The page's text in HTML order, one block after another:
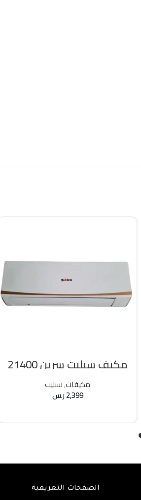
مكيف سبليت سرين 21400 وحده بارد
مكيفات,سبليت
2,399ر.س
الصفحات التعريفية